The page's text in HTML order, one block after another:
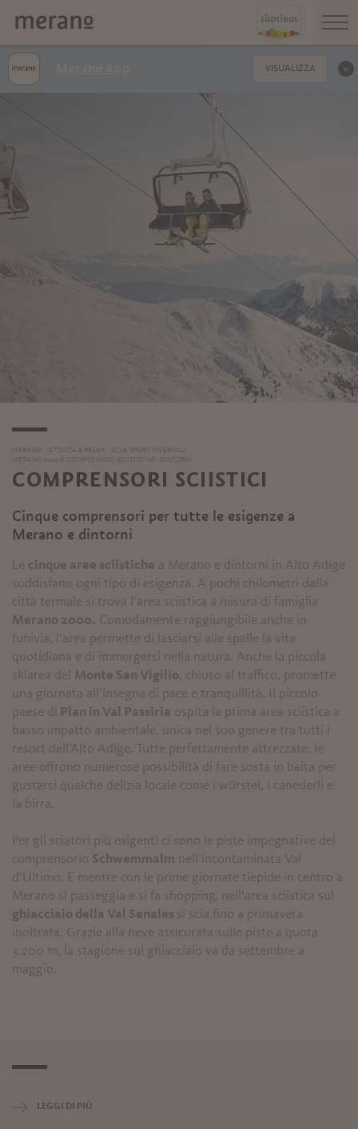
MERANO ATTIVITÀ & RELAX
SCI & SPORT INVERNALI
MERANO 2000 & COMPRENSORI SCIISTICI NEI DINTORNI
COMPRENSORI SCIISTICI
Cinque comprensori per tutte le esigenze a
Merano e dintorni
Le cinque aree sciistiche a Merano e dintorni in Alto Adige
soddisfano ogni tipo di esigenza. A pochi chilometri dalla
città termale si trova l’area sciistica a misura di famiglia
Merano 2000. Comodamente raggiungibile anche in
funivia, l’area permette di lasciarsi alle spalle la vita
quotidiana e di immergersi nella natura. Anche la piccola
skiarea del Monte San Vigilio , chiuso al traffico, promette
una giornata all’insegna di pace e tranquillità. Il piccolo
paese di
Plan in Val Passiria ospita la prima area sciistica a
basso impatto ambientale, unica nel suo genere tra tutti i
resort dell’Alto Adige. Tutte perfettamente attrezzate, le
aree offrono numerose possibilità di fare sosta in baita per
gustarsi qualche delizia locale come i würstel, i canederli e
la birra.
Per gli sciatori più esigenti ci sono le piste impegnative del
comprensorio Schwemmalm nell’incontaminata Val
d’Ultimo. E mentre con le prime giornate tiepide in centro a
Merano si passeggia e si fa shopping, nell’area sciistica sul
ghiacciaio della Val Senales si scia fino a primavera
inoltrata. Grazie alla neve assicurata sulle piste a quota
3.200 m, la stagione sul ghiacciaio va da settembre a
maggio.
LEGGI DI PIÙ
VISUALIZZA